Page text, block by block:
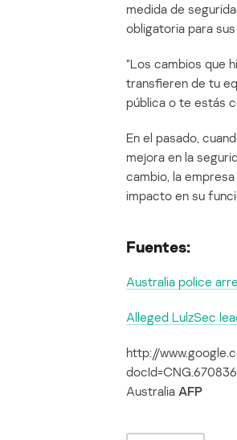
medida de
obligatoria para
“Los cambios que
transfieren de tu
pública o te estás
En el pasado,
mejora en la
cambio, la
impacto en su
Fuentes:
Australia police
Alleged LulzSec
http://
Australia AFP